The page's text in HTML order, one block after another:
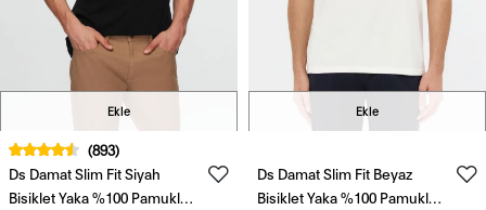
Ekle
(893)
Ds Damat Slim Fit Siyah
Bisiklet Yaka %100 Pamuklu
Ekle
Ds Damat Slim Fit Beyaz
Bisiklet Yaka %100 Pamuklu